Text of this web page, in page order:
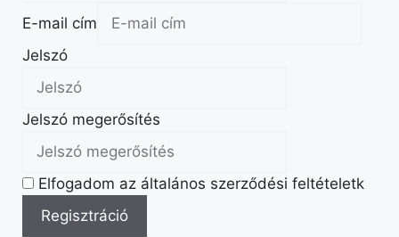
E-mail cím
Jelszó
Jelszó megerősítés
Elfogadom az általános szerződési feltételetk